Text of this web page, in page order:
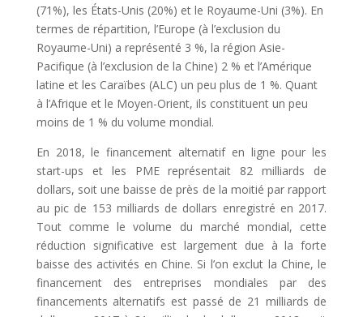
(71%), les États-Unis (20%) et le Royaume-Uni (3%). En
termes de répartition, l’Europe (à l’exclusion du
Royaume-Uni) a représenté 3 %, la région Asie-
Pacifique (à l’exclusion de la Chine) 2 % et l’Amérique
latine et les Caraïbes (ALC) un peu plus de 1 %. Quant
à l’Afrique et le Moyen-Orient, ils constituent un peu
moins de 1 % du volume mondial.
En 2018, le financement alternatif en ligne pour les
start-ups et les PME représentait 82 milliards de
dollars, soit une baisse de près de la moitié par rapport
au pic de 153 milliards de dollars enregistré en 2017.
Tout comme le volume du marché mondial, cette
réduction significative est largement due à la forte
baisse des activités en Chine. Si l’on exclut la Chine, le
financement des entreprises mondiales par des
financements alternatifs est passé de 21 milliards de